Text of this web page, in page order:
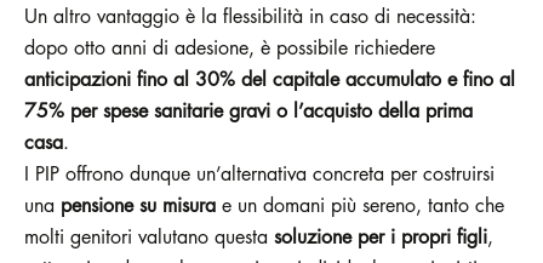
Un altro vantaggio è la flessibilità in caso di necessità:
dopo otto anni di adesione, è possibile richiedere
anticipazioni fino al 30% del capitale accumulato e fino al
75% per spese sanitarie gravi o l’acquisto della prima
casa.
I PIP offrono dunque un’alternativa concreta per costruirsi
una pensione su misura e un domani più sereno, tanto che
molti genitori valutano questa soluzione per i propri figli,